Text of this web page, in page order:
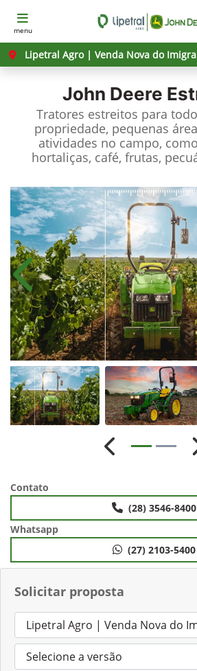
menu
Lipetral Agro | Venda Nova do
John Deere
Tratores estreitos para
propriedade, pequenas
atividades no campo,
hortaliças, café, frutas,
Solicitar proposta
Anterior
Anterior
Contato
(28) 3546-8400
Whatsapp
(27) 2103-5400